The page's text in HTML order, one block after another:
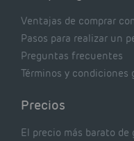
Ventajas de comprar
Pasos para realizar un
Preguntas frecuentes
Términos y condiciones
Precios
El precio más barato